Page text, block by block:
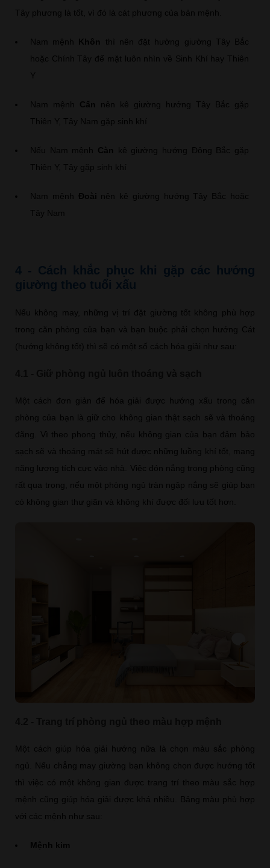
Tây phương là tốt, vì đó là cát phương của bản mệnh.
Nam mệnh Khôn
thì nên đặt hường giường Tây Bắc
hoặc Chính Tây để mặt luôn nhìn về Sinh Khí hay Thiên
Y
Nam mệnh Cấn
nên kê giường hướng Tây Bắc gặp
Thiên Y, Tây Nam gặp sinh khí
Nếu Nam mệnh Càn
kê giường hướng Đông Bắc gặp
Thiên Y, Tây gặp sinh khí
Nam mệnh Đoài nên kê giường hướng Tây Bắc hoặc
Tây Nam
4 - Cách khắc phục khi gặp các hướng
giường theo tuổi xấu
Nếu không may, những vị trí đặt giường tốt không phù hợp
trong căn phòng của bạn và bạn buộc phải chọn hướng Cát
(hướng không tốt) thì sẽ có một số cách hóa giải như sau:
Một cách đơn giản để hóa giải được hướng xấu trong căn
phòng của bạn là giữ cho không gian thật sạch sẽ và thoáng
đãng. Vì theo phong thủy, nếu không gian của bạn đảm bảo
sạch sẽ và thoáng mát sẽ hút được những luồng khí tốt, mang
năng lượng tích cực vào nhà. Việc đón nắng trong phòng cũng
rất qua trọng, nếu một phòng ngủ tràn ngập nắng sẽ giúp bạn
có không gian thư giãn và không khí được đối lưu tốt hơn.
Một cách giúp hóa giải hướng nữa là chọn màu sắc phòng
ngủ. Nếu chẳng may giường bạn không chọn được hướng tốt
thì việc có một không gian được trang trí theo màu sắc hợp
mệnh cũng giúp hóa giải được khá nhiều. Bảng màu phù hợp
với các mệnh như sau:
Mệnh kim